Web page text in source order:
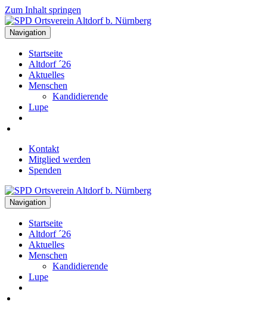
Zum Inhalt springen
Navigation
Startseite
Altdorf ´26
Aktuelles
Menschen
Kandidierende
Lupe
Kontakt
Mitglied werden
Spenden
Navigation
Startseite
Altdorf ´26
Aktuelles
Menschen
Kandidierende
Lupe